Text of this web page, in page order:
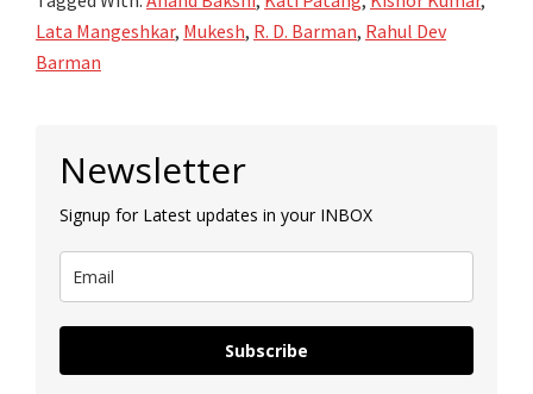
Lata Mangeshkar, Mukesh, R. D. Barman, Rahul Dev
Barman
Sidebar
Newsletter
Signup for Latest updates in your INBOX
Subscribe